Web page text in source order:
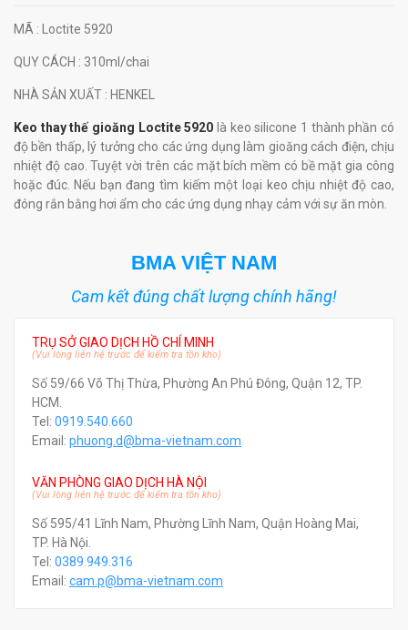
MÃ : Loctite 5920
QUY CÁCH : 310ml/chai
NHÀ SẢN XUẤT : HENKEL
Keo thay thế gioăng Loctite 5920 là keo silicone 1 thành phần có
độ bền thấp, lý tưởng cho các ứng dụng làm gioăng cách điện, chịu
nhiệt độ cao. Tuyệt vời trên các mặt bích mềm có bề mặt gia công
hoặc đúc. Nếu bạn đang tìm kiếm một loại keo chịu nhiệt độ cao,
đóng rắn bằng hơi ẩm cho các ứng dụng nhạy cảm với sự ăn mòn.
BMA VIỆT NAM
Cam kết đúng chất lượng chính hãng!
TRỤ SỞ GIAO DỊCH HỒ CHÍ MINH
(Vui lòng liên hệ trước để kiểm tra tồn kho)
Số 59/66 Võ Thị Thừa, Phường An Phú Đông, Quận 12, TP.
HCM.
Tel: 0919.540.660
Email: phuong.d@bma-vietnam.com
VĂN PHÒNG GIAO DỊCH HÀ NỘI
(Vui lòng liên hệ trước để kiểm tra tồn kho)
Số 595/41 Lĩnh Nam, Phường Lĩnh Nam, Quận Hoàng Mai,
TP. Hà Nội.
Tel: 0389.949.316
Email: cam.p@bma-vietnam.com